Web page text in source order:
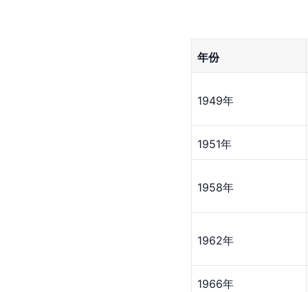
年份
1949年
1951年
1958年
1962年
1966年